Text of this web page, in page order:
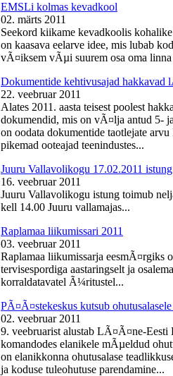
EMSLi kolmas kevadkool
02. märts 2011
Seekord kiikame kevadkoolis
on kaasava eelarve idee, mis lubab
vÃ¤iksem vÃµi suurem osa oma
Dokumentide kehtivusajad hakkavad
22. veebruar 2011
Alates 2011. aasta teisest poolest
dokumendid, mis on vÃ¤lja antud 5-
on oodata dokumentide taotlejate
pikemad ooteajad teenindustes...
Juuru Vallavolikogu 17.02.2011 istung
16. veebruar 2011
Juuru Vallavolikogu istung toimub
kell 14.00 Juuru vallamajas...
Raplamaa liikumissari 2011
03. veebruar 2011
Raplamaa liikumissarja eesmÃ¤rgiks
tervisespordiga aastaringselt ja
korraldatavatel Ã¼ritustel...
PÃ¤Ã¤stekeskus kutsub
02. veebruar 2011
9. veebruarist alustab LÃ¤Ã¤ne-
komandodes elanikele mÃµeldud
on elanikkonna ohutusalase
ja koduse tuleohutuse parendamine...